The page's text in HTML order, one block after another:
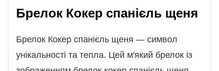
Брелок Кокер спанієль щеня
Брелок Кокер спанієль щеня — символ
унікальності та тепла. Цей м'який брелок із